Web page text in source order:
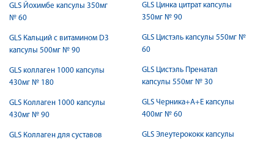
GLS Йохимбе капсулы 350мг
№ 60
GLS Кальций с витамином D3
капсулы 500мг № 90
GLS коллаген 1000 капсулы
430мг № 180
GLS Коллаген 1000 капсулы
430мг № 90
GLS Коллаген для суставов
GLS Цинка цитрат капсулы
350мг № 90
GLS Цистэль капсулы 550мг №
60
GLS Цистэль Пренатал
капсулы 550мг № 30
GLS Черника+А+Е капсулы
400мг № 60
GLS Элеутерококк капсулы